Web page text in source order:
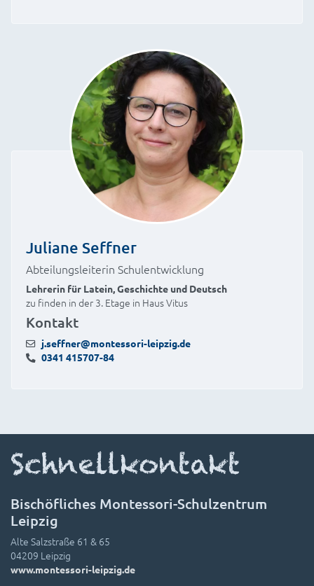
Juliane Seffner
Abteilungsleiterin Schulentwicklung
Lehrerin für Latein, Geschichte und Deutsch
zu finden in der 3. Etage in Haus Vitus
Kontakt
j.seffner@montessori-leipzig.de
0341 415707-84
Schnellkontakt
Bischöfliches Montessori-Schulzentrum
Leipzig
Alte Salzstraße 61 & 65
04209 Leipzig
www.montessori-leipzig.de